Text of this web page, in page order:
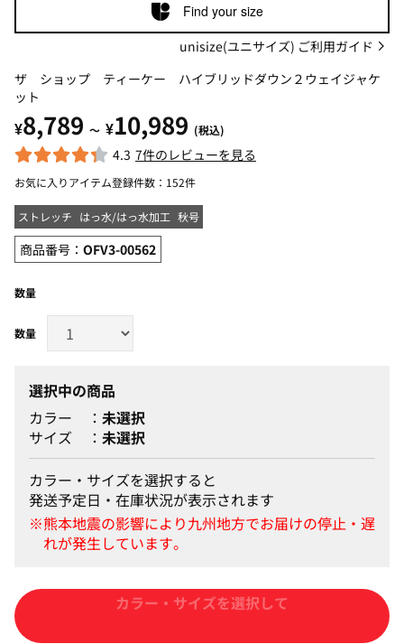
Find your size
unisize(ユニサイズ) ご利用ガイド
ザ ショップ ティーケー ハイブリッドダウン２ウェイジャケ
ット
¥8,789 ～ ¥10,989 (税込)
4.3 7件のレビューを見る
お気に入りアイテム登録件数： 152件
ストレッチ はっ水/はっ水加工 秋号
商品番号： OFV3-00562
数量
選択中の商品
カラー
未選択
サイズ
未選択
カラー・サイズを選択すると
発送予定日・在庫状況が表示されます